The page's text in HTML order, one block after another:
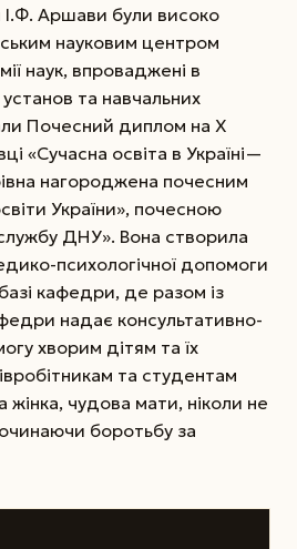
І.Ф. Аршави були високо
науковим центром
наук, впроваджені в
установ та навчальних
Почесний диплом на X
«Сучасна освіта в Україні—
нагороджена почесним
України», почесною
ДНУ». Вона створила
психологічної допомоги
кафедри, де разом із
надає консультативно-
хворим дітям та їх
та студентам
чудова мати, ніколи не
боротьбу за